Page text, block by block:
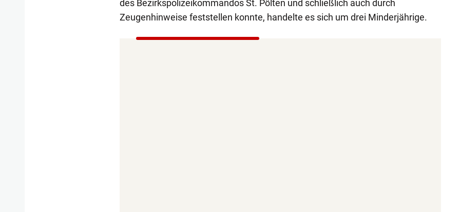
des Bezirkspolizeikommandos St. Pölten und schließlich auch durch
Zeugenhinweise feststellen konnte, handelte es sich um drei Minderjährige.